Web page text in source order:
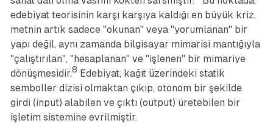
edebiyat teorisinin karşı karşıya kaldığı en büyük kriz,
metnin artık sadece "okunan" veya "yorumlanan" bir
yapı değil, aynı zamanda bilgisayar mimarisi mantığıyla
"çalıştırılan", "hesaplanan" ve "işlenen" bir mimariye
dönüşmesidir.8 Edebiyat, kağıt üzerindeki statik
semboller dizisi olmaktan çıkıp, otonom bir şekilde
girdi (input) alabilen ve çıktı (output) üretebilen bir
işletim sistemine evrilmiştir.